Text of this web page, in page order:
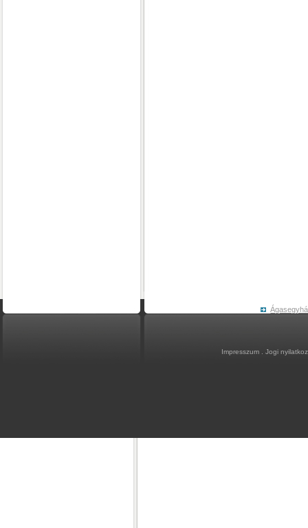
Impresszum .Jogi